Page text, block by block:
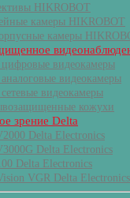
HIKROBOT
камеры HIKROBOT
камеры
видеокамеры
видеокамеры
видеокамеры
кожухи
зрение Delta
Delta Electronics
Delta Electronics
Delta Electronics
VGR Delta Electronics